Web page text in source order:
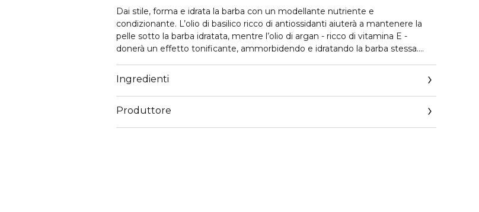
Dai stile, forma e idrata la barba con un modellante nutriente e
condizionante. L’olio di basilico ricco di antiossidanti aiuterà a mantenere la
pelle sotto la barba idratata, mentre l’olio di argan - ricco di vitamina E -
donerà un effetto tonificante, ammorbidendo e idratando la barba stessa.
• Styling ottimale e flessibile
• Per barbe medie e lunghe
• Argan e basilico
• Adatto a tutti i tipi di pelle, anche a quelle più sensibili
Ingredienti
Produttore